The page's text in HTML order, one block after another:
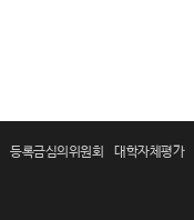
등록금심의위원회 대학자체평가